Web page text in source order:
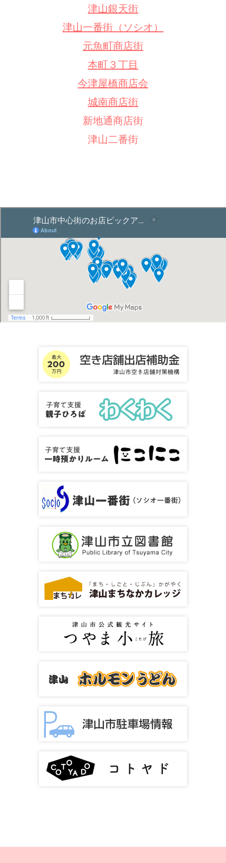
津山銀天街
津山一番街（ソシオ）
元魚町商店街
本町３丁目
今津屋橋商店会
城南商店街
新地通商店街
津山二番街